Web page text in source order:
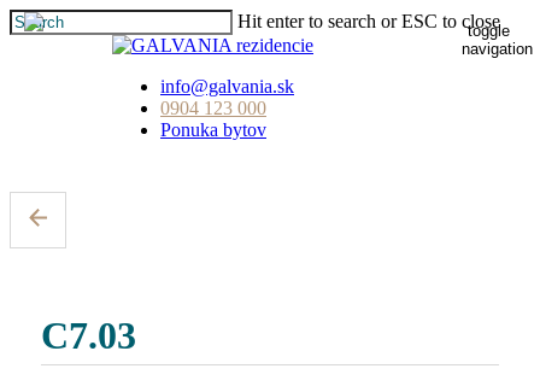
Skip
to
toggle
navigation
Hit enter to search or ESC to close
info@galvania.sk
0904 123 000
Ponuka bytov
C7.03